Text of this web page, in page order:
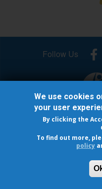
Follow Us
© 2026 INTERNATIONAL
Cookie
Capture the Fracture®is
We use cookies
your user
By clicking the
To find out more,
policy